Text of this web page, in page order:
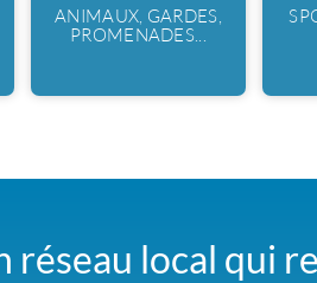
ANIMAUX, GARDES,
PROMENADES...
réseau local qui